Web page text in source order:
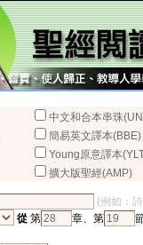
中文和合本串珠
簡易英文譯本(BBE)
Young原意譯本
擴大版聖經(AMP)
(例如：
從 第 章、第